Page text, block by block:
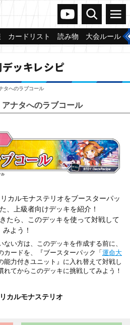
ヴァンガードch
検索 メニュー
カードリスト 読み物 大会ルール
ッキレシピ
タへのラブコール
アナタへのラブコール
リカルモナステリオをブースターパッ
、上級者向けデッキを紹介！
たら、このデッキを使って対戦して
みよう！
い方は、このデッキを作成する前に、
カードを、『ブースターパック「 運命大
能力付きユニット』に入れ替えて対戦し
てからこのデッキに挑戦してみよう！
カルモナステリオ